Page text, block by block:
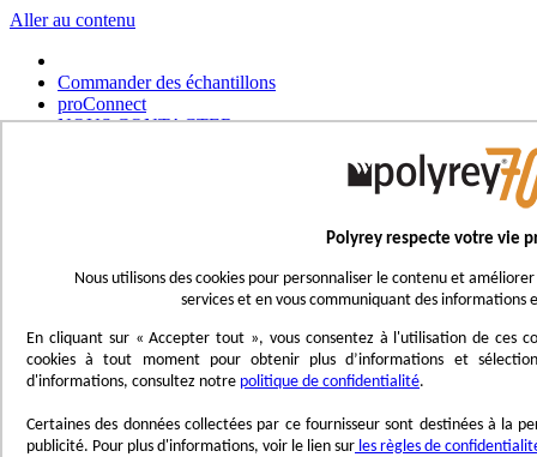
Polyrey respecte votre vie
Nous utilisons des cookies pour personnaliser le contenu et
services et en vous communiquant des informations
En cliquant sur « Accepter tout », vous consentez à l'utilisation de ces
cookies à tout moment pour obtenir plus d’informations et
d'informations, consultez notre politique de confidentialité.
Certaines des données collectées par ce fournisseur sont destinées à la
publicité. Pour plus d'informations, voir le lien sur les règles de
Aller au contenu
Commander des échantillons
proConnect
NOUS CONTACTER
International
Italiano
Nederlands
Deutsch
Affichage navigation
Menu